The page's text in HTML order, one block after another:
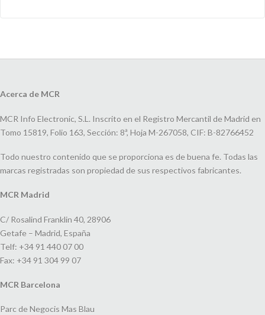
Acerca de MCR
MCR Info Electronic, S.L. Inscrito en el Registro Mercantil de Madrid en
Tomo 15819, Folio 163, Sección: 8ª, Hoja M-267058, CIF: B-82766452
Todo nuestro contenido que se proporciona es de buena fe. Todas las
marcas registradas son propiedad de sus respectivos fabricantes.
MCR Madrid
C/ Rosalind Franklin 40, 28906
Getafe – Madrid, España
Telf: +34 91 440 07 00
Fax: +34 91 304 99 07
MCR Barcelona
Parc de Negocis Mas Blau